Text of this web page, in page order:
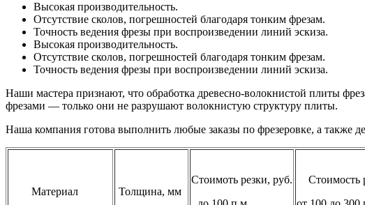
Высокая производительность.
Отсутствие сколов, погрешностей благодаря тонким фрезам.
Точность ведения фрезы при воспроизведении линий эскиза.
Высокая производительность.
Отсутствие сколов, погрешностей благодаря тонким фрезам.
Точность ведения фрезы при воспроизведении линий эскиза.
Наши мастера признают, что обработка древесно-волокнистой плиты
фрезами — только они не разрушают волокнистую структуру плиты.
Наша компания готова выполнить любые заказы по фрезеровке, а также
Материал Толщина, мм
Стоимоть резки, руб.
Стоимость